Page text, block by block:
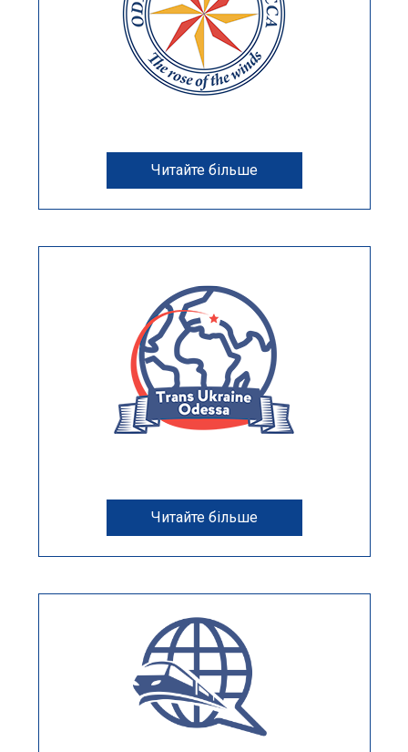
Читайте більше
Читайте більше